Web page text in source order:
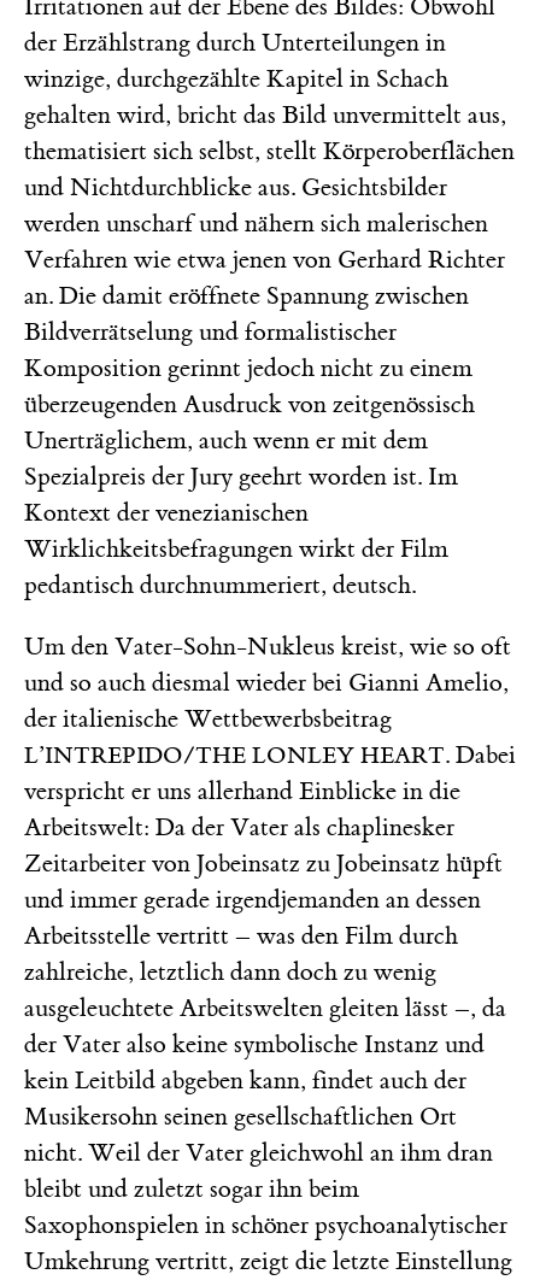
Irritationen auf der Ebene des Bildes: Obwohl
der Erzählstrang durch Unterteilungen in
winzige, durchgezählte Kapitel in Schach
gehalten wird, bricht das Bild unvermittelt aus,
thematisiert sich selbst, stellt Körperoberflächen
und Nichtdurchblicke aus. Gesichtsbilder
werden unscharf und nähern sich malerischen
Verfahren wie etwa jenen von Gerhard Richter
an. Die damit eröffnete Spannung zwischen
Bildverrätselung und formalistischer
Komposition gerinnt jedoch nicht zu einem
überzeugenden Ausdruck von zeitgenössisch
Unerträglichem, auch wenn er mit dem
Spezialpreis der Jury geehrt worden ist. Im
Kontext der venezianischen
Wirklichkeitsbefragungen wirkt der Film
pedantisch durchnummeriert, deutsch.
Um den Vater-Sohn-Nukleus kreist, wie so oft
und so auch diesmal wieder bei Gianni Amelio,
der italienische Wettbewerbsbeitrag
L’INTREPIDO/THE LONLEY HEART. Dabei
verspricht er uns allerhand Einblicke in die
Arbeitswelt: Da der Vater als chaplinesker
Zeitarbeiter von Jobeinsatz zu Jobeinsatz hüpft
und immer gerade irgendjemanden an dessen
Arbeitsstelle vertritt – was den Film durch
zahlreiche, letztlich dann doch zu wenig
ausgeleuchtete Arbeitswelten gleiten lässt –, da
der Vater also keine symbolische Instanz und
kein Leitbild abgeben kann, findet auch der
Musikersohn seinen gesellschaftlichen Ort
nicht. Weil der Vater gleichwohl an ihm dran
bleibt und zuletzt sogar ihn beim
Saxophonspielen in schöner psychoanalytischer
Umkehrung vertritt, zeigt die letzte Einstellung